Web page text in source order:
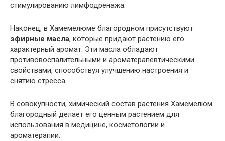
стимулированию лимфодренажа.
Наконец, в Хамемелюме благородном присутствуют
эфирные масла, которые придают растению его
характерный аромат. Эти масла обладают
противовоспалительными и ароматерапевтическими
свойствами, способствуя улучшению настроения и
снятию стресса.
В совокупности, химический состав растения Хамемелюм
благородный делает его ценным растением для
использования в медицине, косметологии и
ароматерапии.